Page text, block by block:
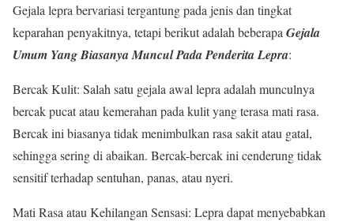
Gejala lepra bervariasi tergantung pada jenis dan tingkat
keparahan penyakitnya, tetapi berikut adalah beberapa Gejala
Umum Yang Biasanya Muncul Pada Penderita Lepra:
Bercak Kulit: Salah satu gejala awal lepra adalah munculnya
bercak pucat atau kemerahan pada kulit yang terasa mati rasa.
Bercak ini biasanya tidak menimbulkan rasa sakit atau gatal,
sehingga sering di abaikan. Bercak-bercak ini cenderung tidak
sensitif terhadap sentuhan, panas, atau nyeri.
Mati Rasa atau Kehilangan Sensasi: Lepra dapat menyebabkan